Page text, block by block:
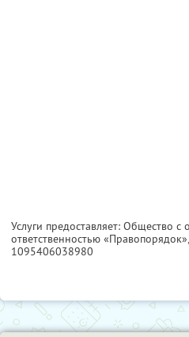
Услуги предоставляет: Общество с
ответственностью «Правопорядок»,
1095406038980